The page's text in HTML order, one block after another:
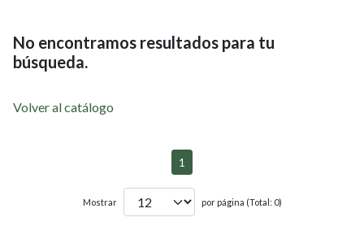
No encontramos resultados para tu
búsqueda.
Volver al catálogo
1
Mostrar por página (Total: 0)